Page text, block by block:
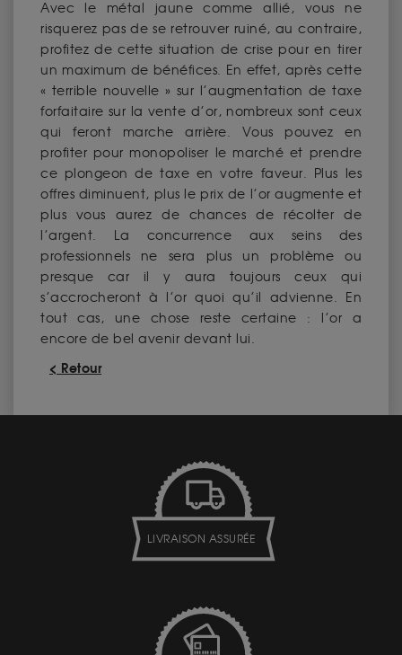
Avec le métal jaune comme allié, vous ne
risquerez pas de se retrouver ruiné, au contraire,
profitez de cette situation de crise pour en tirer
un maximum de bénéfices. En effet, après cette
« terrible nouvelle » sur l’augmentation de taxe
forfaitaire sur la vente d’or, nombreux sont ceux
qui feront marche arrière. Vous pouvez en
profiter pour monopoliser le marché et prendre
ce plongeon de taxe en votre faveur. Plus les
offres diminuent, plus le prix de l’or augmente et
plus vous aurez de chances de récolter de
l’argent. La concurrence aux seins des
professionnels ne sera plus un problème ou
presque car il y aura toujours ceux qui
s’accrocheront à l’or quoi qu’il advienne. En
tout cas, une chose reste certaine : l’or a
encore de bel avenir devant lui.
< Retour
LIVRAISON ASSURÉE